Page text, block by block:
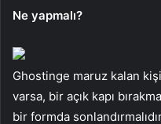
Ne yapmalı?
Ghostinge maruz kalan
varsa, bir açık kapı
bir formda